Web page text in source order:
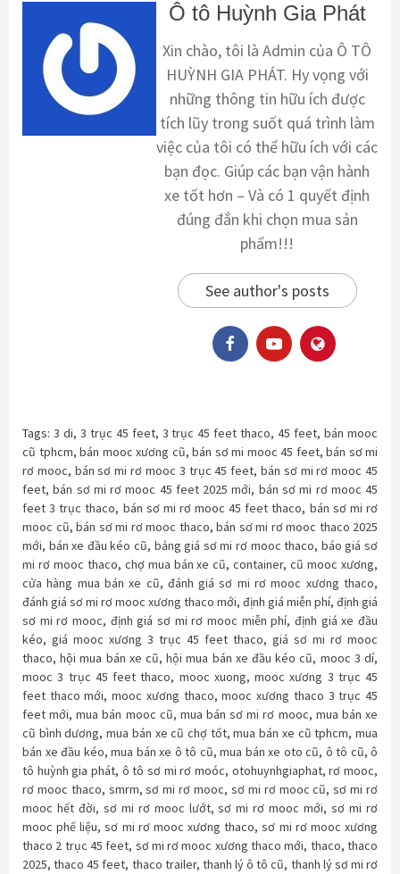
Ô tô Huỳnh Gia Phát
Xin chào, tôi là Admin của Ô TÔ
HUỲNH GIA PHÁT. Hy vọng với
những thông tin hữu ích được
tích lũy trong suốt quá trình làm
việc của tôi có thể hữu ích với các
bạn đọc. Giúp các bạn vận hành
xe tốt hơn – Và có 1 quyết định
đúng đắn khi chọn mua sản
phẩm!!!
See author's posts
Tags: 3 di, 3 trục 45 feet, 3 trục 45 feet thaco,45 feet,bán mooc
cũ tphcm, bán mooc xương cũ, bán sơ mi mooc 45 feet, bán sơ mi
rơ mooc, bán sơ mi rơ mooc 3 trục 45 feet, bán sơ mi rơ mooc 45
feet,bán sơ mi rơ mooc 45 feet 2025 mới, bán sơ mi rơ mooc 45
feet 3 trục thaco, bán sơ mi rơ mooc 45 feet thaco, bán sơ mi rơ
mooc cũ, bán sơ mi rơ mooc thaco, bán sơ mi rơ mooc thaco 2025
mới, bán xe đầu kéo cũ, bảng giá sơ mi rơ mooc thaco, báo giá sơ
mi rơ mooc thaco, chợ mua bán xe cũ,container,cũ mooc xương,
cửa hàng mua bán xe cũ, đánh giá sơ mi rơ mooc xương thaco,
đánh giá sơ mi rơ mooc xương thaco mới, định giá miễn phí, định giá
sơ mi rơ mooc, định giá sơ mi rơ mooc miễn phí,định giá xe đầu
kéo, giá mooc xương 3 trục 45 feet thaco, giá sơ mi rơ mooc
thaco,hội mua bán xe cũ,hội mua bán xe đầu kéo cũ, mooc 3 dí,
mooc 3 trục 45 feet thaco, mooc xuong, mooc xương 3 trục 45
feet thaco mới,mooc xương thaco,mooc xương thaco 3 trục 45
feet mới,mua bán mooc cũ, mua bán sơ mi rơ mooc, mua bán xe
cũ bình dương,mua bán xe cũ chợ tốt,mua bán xe cũ tphcm,mua
bán xe đầu kéo, mua bán xe ô tô cũ, mua bán xe oto cũ, ô tô cũ, ô
tô huỳnh gia phát, ô tô sơ mi rơ moóc, otohuynhgiaphat,rơ mooc,
rơ mooc thaco, smrm,sơ mi rơ mooc, sơ mi rơ mooc cũ,sơ mi rơ
mooc hết đời, sơ mi rơ mooc lướt,sơ mi rơ mooc mới,sơ mi rơ
mooc phế liệu,sơ mi rơ mooc xương thaco,sơ mi rơ mooc xương
thaco 2 trục 45 feet, sơ mi rơ mooc xương thaco mới, thaco,thaco
2025,thaco 45 feet, thaco trailer, thanh lý ô tô cũ, thanh lý sơ mi rơ